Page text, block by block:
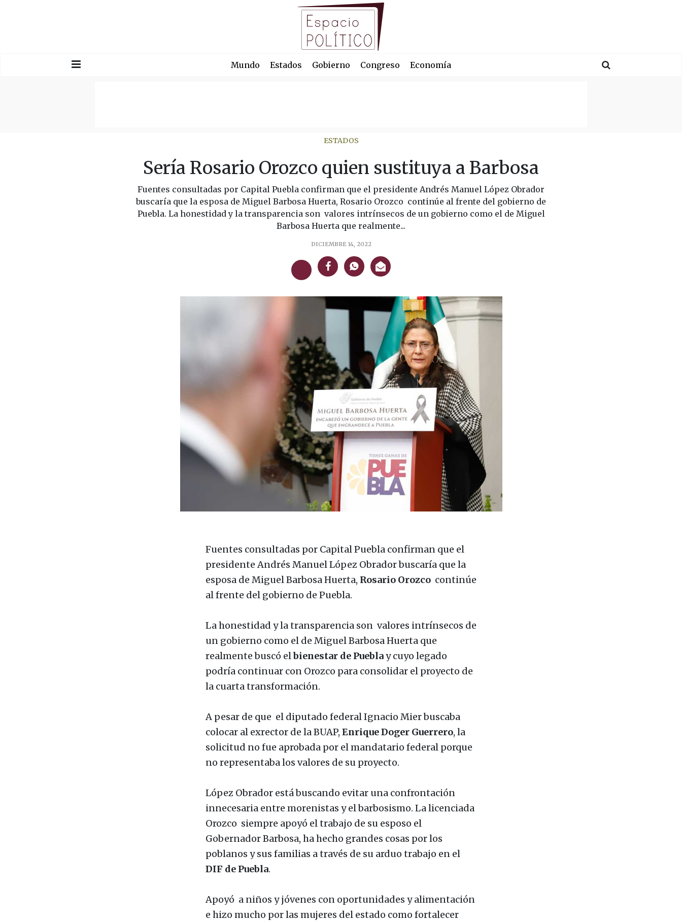
Mundo Estados Gobierno Congreso Economía
ESTADOS
Sería Rosario Orozco quien sustituya a Barbosa
Fuentes consultadas por Capital Puebla confirman que el presidente Andrés Manuel López Obrador
buscaría que la esposa de Miguel Barbosa Huerta, Rosario Orozco continúe al frente del gobierno de
Puebla. La honestidad y la transparencia son valores intrínsecos de un gobierno como el de Miguel
Barbosa Huerta que realmente...
DICIEMBRE 14, 2022
Fuentes consultadas por Capital Puebla confirman que el
presidente Andrés Manuel López Obrador buscaría que la
esposa de Miguel Barbosa Huerta, Rosario Orozcocontinúe
al frente del gobierno de Puebla.
La honestidad y la transparencia son valores intrínsecos de
un gobierno como el de Miguel Barbosa Huerta que
realmente buscó elbienestar de Pueblay cuyo legado
podría continuar con Orozco para consolidar el proyecto de
la cuarta transformación.
A pesar de que el diputado federal Ignacio Mier buscaba
colocar al exrector de la BUAP, Enrique Doger Guerrero, la
solicitud no fue aprobada por el mandatario federal porque
no representaba los valores de su proyecto.
López Obrador está buscando evitar una confrontación
innecesaria entre morenistas y el barbosismo. La licenciada
Orozco siempre apoyó el trabajo de su esposo el
Gobernador Barbosa, ha hecho grandes cosas por los
poblanos y sus familias a través de su arduo trabajo en el
DIF de Puebla.
Apoyó a niños y jóvenes con oportunidades y alimentación
e hizo mucho por las mujeres del estado como fortalecer